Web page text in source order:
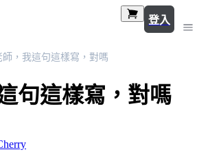
登入
師，我這句這樣寫，對嗎
句這樣寫，對嗎